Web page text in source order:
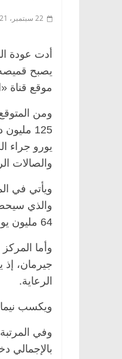
22 سبتمبر، 2021
أدت عودة
يصبح قميصه
موقع قناة
يورو جراء
والصالات
ويأتي في
64 مليون يورو، ولكن بأرباح تجارية أقل.
وأما
جيرمان، إذ
الرعاية.
ويكسب نيمار في المجمل 81 مليون
وفي
خبير اقتصادي
وحيداً على أبواب